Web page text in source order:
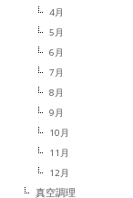
4月
5月
6月
7月
8月
9月
10月
11月
12月
真空調理